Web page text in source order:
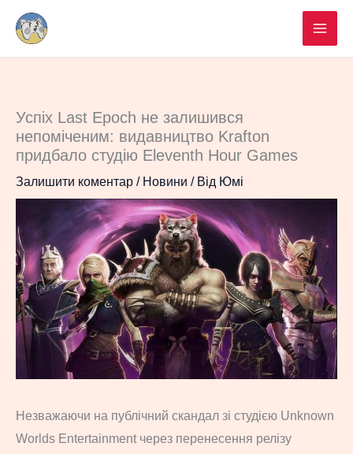
Перейти
вмісту
Успіх Last Epoch не залишився
непоміченим: видавництво Krafton
придбало студію Eleventh Hour Games
Залишити коментар / Новини / Від Юмі
Незважаючи на публічний скандал зі студією Unknown
Worlds Entertainment через перенесення релізу